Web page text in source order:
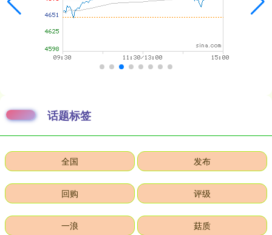
话题标签
全国 发布
回购 评级
一浪 菇质